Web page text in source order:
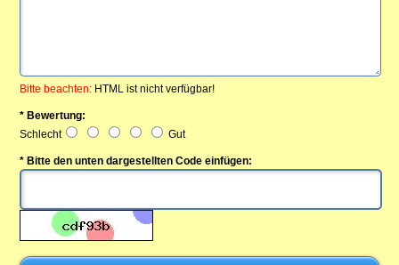
Bitte beachten: HTML ist nicht verfügbar!
* Bewertung:
Schlecht
Gut
* Bitte den unten dargestellten Code einfügen: